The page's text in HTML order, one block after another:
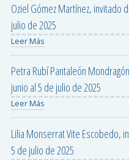
Oziel Gómez Martínez, invitado
julio de 2025
Leer Más
Petra Rubí Pantaleón
junio al 5 de julio de 2025
Leer Más
Lilia Monserrat Vite Escobedo,
5 de julio de 2025